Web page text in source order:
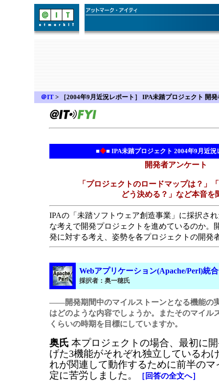
＠IT > ［2004年9月近況レポート］ IPA未踏プロジェクト 開
■◆■ IPA未踏プロジェクト 2004年9月近況
開発者アンケート
「プロジェクトのロードマップは？」
どう決める？」など本音を
IPAの「未踏ソフトウェア創造事業」に採択さ
な考えで開発プロジェクトを進めているのか。
発に対する考え、姿勢を各プロジェクトの開発
Webアプリケーション(Apache/Perl)統
採択者：奥一穂氏
――開発期間中のマイルストーンとなる機能の
はどのような内容でしょうか。またそのマイル
くらいの時期を目標にしていますか。
奥氏 本プロジェクトの場合、最初に
げた3機能がそれぞれ独立しているわ
れが関連して動作するために前半の
定に苦労しました。
［回答の全文へ］